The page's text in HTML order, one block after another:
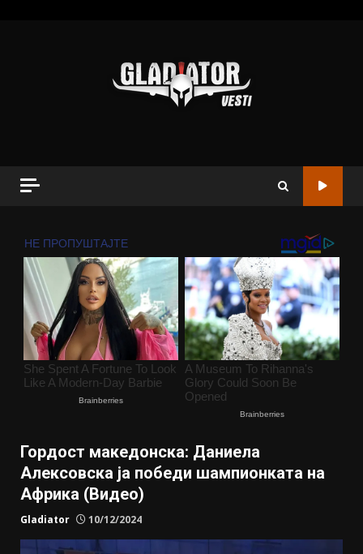
Гордост македонска: Даниела
Алексовска ја победи шампионката на
Африка (Видео)
Gladiator 10/12/2024